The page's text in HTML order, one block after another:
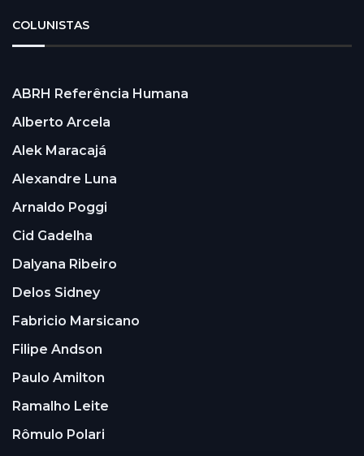
COLUNISTAS
ABRH Referência Humana
Alberto Arcela
Alek Maracajá
Alexandre Luna
Arnaldo Poggi
Cid Gadelha
Dalyana Ribeiro
Delos Sidney
Fabricio Marsicano
Filipe Andson
Paulo Amilton
Ramalho Leite
Rômulo Polari